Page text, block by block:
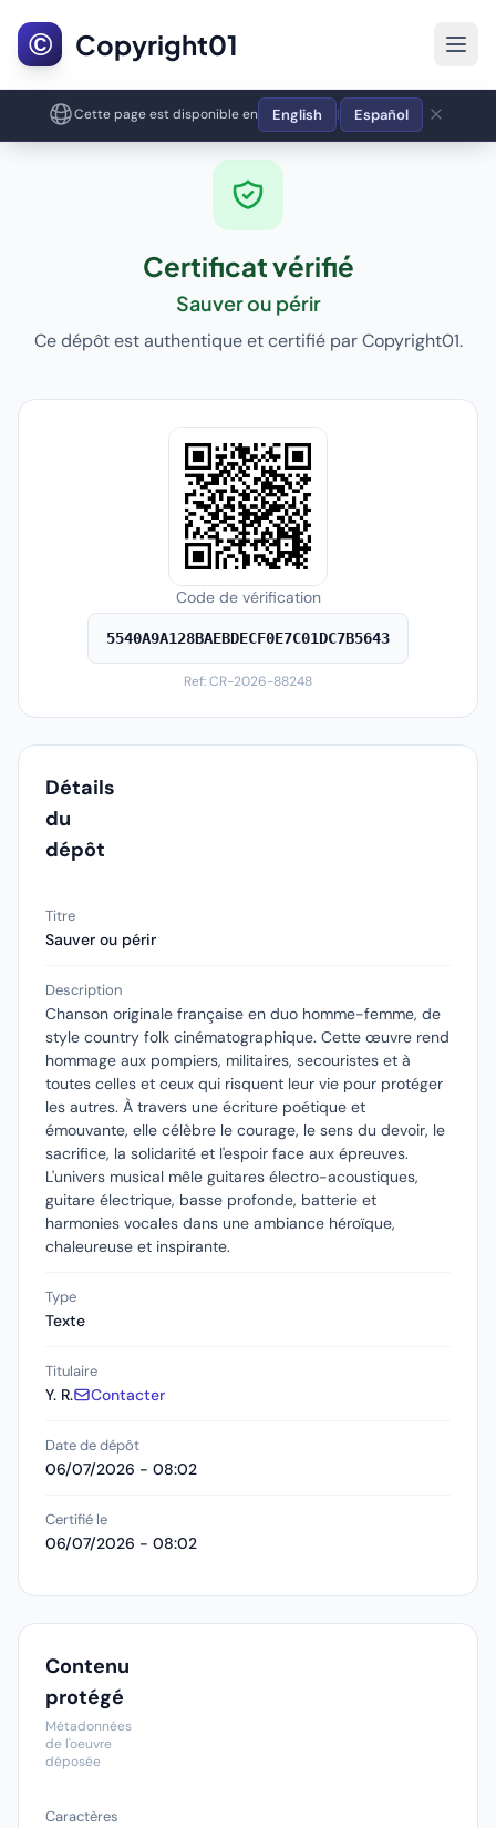
© Copyright01
Cette page est disponible en English | Español
Certificat vérifié
Sauver ou périr
Ce dépôt est authentique et certifié par Copyright01.
Code de vérification
5540A9A128BAEBDECF0E7C01DC7B5643
Ref: CR-2026-88248
Détails
du
dépôt
Titre
Sauver ou périr
Description
Chanson originale française en duo homme-femme, de
style country folk cinématographique. Cette œuvre rend
hommage aux pompiers, militaires, secouristes et à
toutes celles et ceux qui risquent leur vie pour protéger
les autres. À travers une écriture poétique et
émouvante, elle célèbre le courage, le sens du devoir, le
sacrifice, la solidarité et l'espoir face aux épreuves.
L'univers musical mêle guitares électro-acoustiques,
guitare électrique, basse profonde, batterie et
harmonies vocales dans une ambiance héroïque,
chaleureuse et inspirante.
Type
Texte
Titulaire
Y. R. Contacter
Date de dépôt
06/07/2026 - 08:02
Certifié le
06/07/2026 - 08:02
Contenu
protégé
Métadonnées
de l'oeuvre
déposée
Caractères